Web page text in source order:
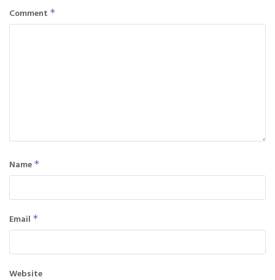
Comment *
Name *
Email *
Website